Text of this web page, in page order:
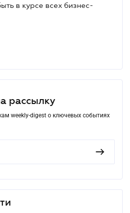
в курсе всех бизнес-
рассылку
weekly-digest о ключевых событиях